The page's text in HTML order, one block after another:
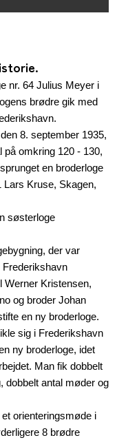
nr. 64 Julius Meyer i
brødre gik med
8. september 1935,
på omkring 120 - 130,
en broderloge
Lars Kruse, Skagen,
søsterloge
der var
Frederikshavn
Werner Kristensen,
og broder Johan
en ny broderloge.
sig i Frederikshavn
ny broderloge, idet
Man fik dobbelt
dobbelt antal møder og
orienteringsmøde i
8 brødre